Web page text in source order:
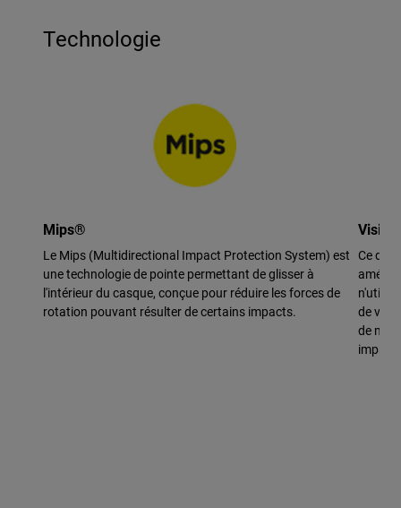
Technologie
Mips®
Le Mips (Multidirectional Impact Protection System) est
une technologie de pointe permettant de glisser à
l'intérieur du casque, conçue pour réduire les forces de
rotation pouvant résulter de certains impacts.
Ce
de vis,
de
impact.